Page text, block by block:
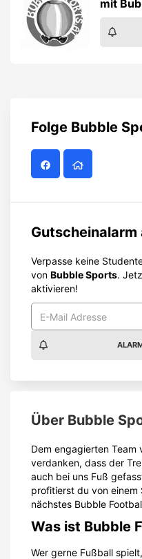
mit
Folge Bubble
Verpasse keine
von Bubble Sports.
aktivieren!
Über Bubble
Dem engagierten Team
verdanken, dass der
auch bei uns Fuß
profitierst du von
nächstes Bubble
Was ist Bubble
Wer gerne Fußball